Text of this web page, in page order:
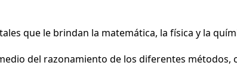
que le brindan la matemática, la física y la
del razonamiento de los diferentes métodos,